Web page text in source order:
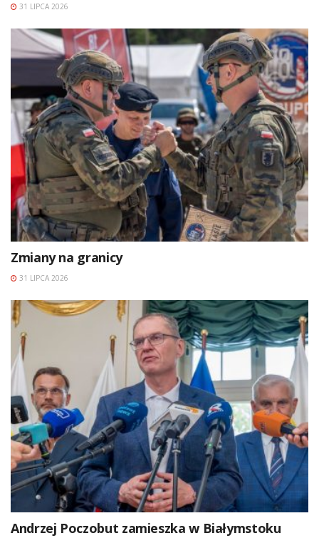
31 LIPCA 2026
Zmiany na granicy
31 LIPCA 2026
Andrzej Poczobut zamieszka w Białymstoku